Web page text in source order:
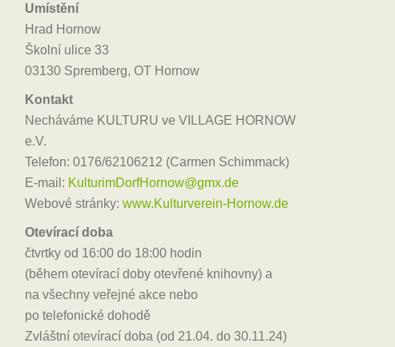
Umístění
Hrad Hornow
Školní ulice 33
03130 Spremberg, OT Hornow
Kontakt
Necháváme KULTURU ve VILLAGE HORNOW
e.V.
Telefon: 0176/62106212 (Carmen Schimmack)
E-mail: KulturimDorfHornow@gmx.de
Webové stránky: www.Kulturverein-Hornow.de
Otevírací doba
čtvrtky od 16:00 do 18:00 hodin
(během otevírací doby otevřené knihovny) a
na všechny veřejné akce nebo
po telefonické dohodě
Zvláštní otevírací doba (od 21.04. do 30.11.24)